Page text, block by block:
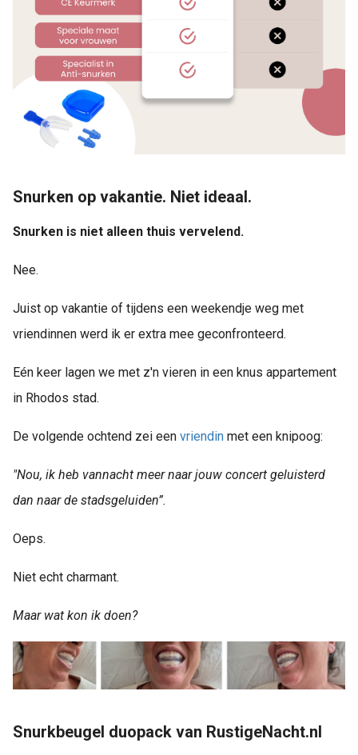
Snurken op vakantie. Niet ideaal.
Snurken is niet alleen thuis vervelend.
Nee.
Juist op vakantie of tijdens een weekendje weg met
vriendinnen werd ik er extra mee geconfronteerd.
Eén keer lagen we met z'n vieren in een knus appartement
in Rhodos stad.
De volgende ochtend zei een vriendin met een knipoog:
"Nou, ik heb vannacht meer naar jouw concert geluisterd
dan naar de stadsgeluiden”.
Oeps.
Niet echt charmant.
Maar wat kon ik doen?
Snurkbeugel duopack van RustigeNacht.nl